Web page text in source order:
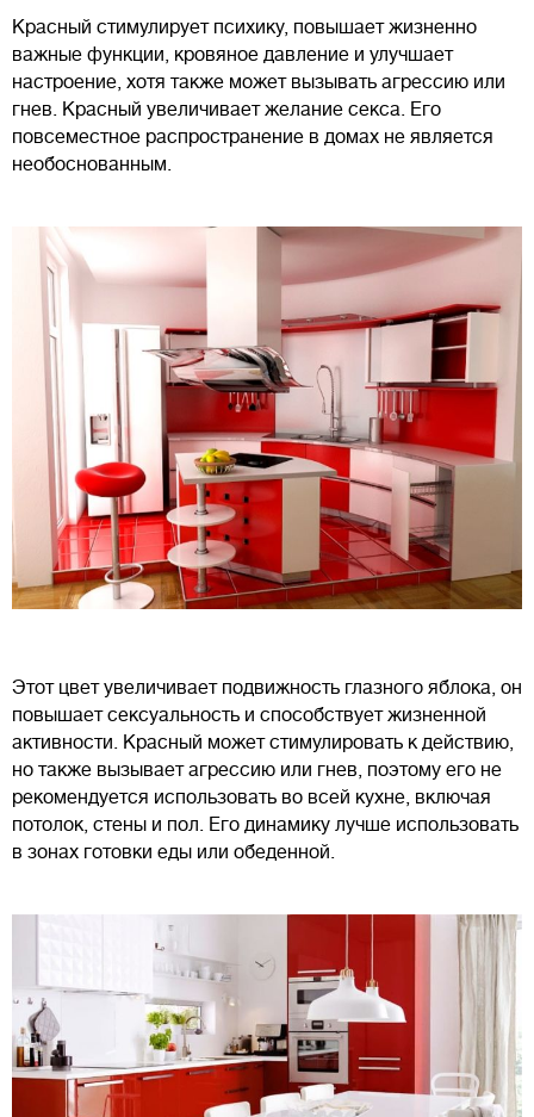
Красный стимулирует психику, повышает жизненно
важные функции, кровяное давление и улучшает
настроение, хотя также может вызывать агрессию или
гнев. Красный увеличивает желание секса. Его
повсеместное распространение в домах не является
необоснованным.
Этот цвет увеличивает подвижность глазного яблока, он
повышает сексуальность и способствует жизненной
активности. Красный может стимулировать к действию,
но также вызывает агрессию или гнев, поэтому его не
рекомендуется использовать во всей кухне, включая
потолок, стены и пол. Его динамику лучше использовать
в зонах готовки еды или обеденной.